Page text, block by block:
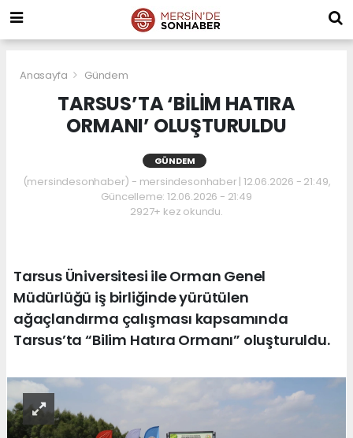
Anasayfa Gündem
TARSUS’TA ‘BİLİM HATIRA
ORMANI’ OLUŞTURULDU
GÜNDEM
(mersindesonhaber) - mersindesonhaber | 12.06.2026 - 21:49,
Güncelleme: 12.06.2026 - 21:49
2927+ kez okundu.
Tarsus Üniversitesi ile Orman Genel
Müdürlüğü iş birliğinde yürütülen
ağaçlandırma çalışması kapsamında
Tarsus’ta “Bilim Hatıra Ormanı” oluşturuldu.